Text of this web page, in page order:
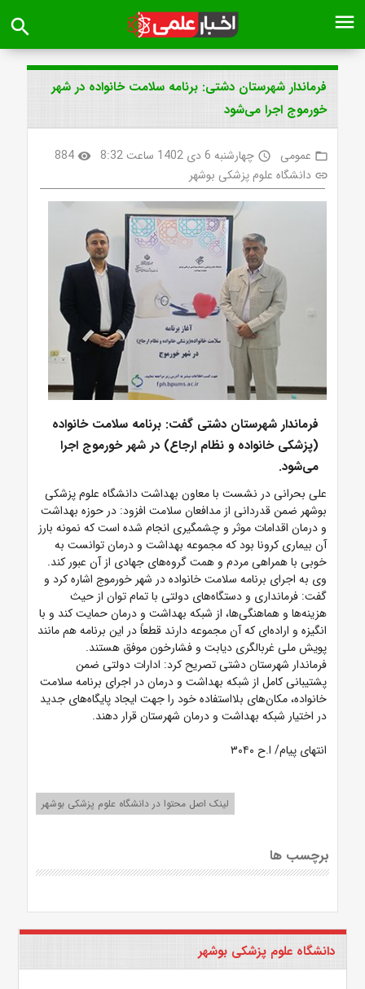
menu
search
فرماندار شهرستان دشتی: برنامه سلامت خانواده در شهر
خورموج اجرا می‌شود
folder_open عمومی access_time چهارشنبه 6 دی 1402 ساعت 8:32 visibility
884
link دانشگاه علوم پزشکی بوشهر
فرماندار شهرستان دشتی گفت: برنامه سلامت خانواده
(پزشکی خانواده و نظام ارجاع) در شهر خورموج اجرا
می‌شود.
علی بحرانی در نشست با معاون بهداشت دانشگاه علوم پزشکی
بوشهر ضمن قدردانی از مدافعان سلامت افزود: در حوزه بهداشت
و درمان اقدامات موثر و چشمگیری انجام شده است که نمونه بارز
آن بیماری کرونا بود که مجموعه بهداشت و درمان توانست به
خوبی با همراهی مردم و همت گروه‌های جهادی از آن عبور کند.
وی به اجرای برنامه سلامت خانواده در شهر خورموج اشاره کرد و
گفت: فرمانداری و دستگاه‌های دولتی با تمام توان از حیث
هزینه‌ها و هماهنگی‌ها، از شبکه بهداشت و درمان حمایت کند و با
انگیزه و اراده‌ای که آن مجموعه دارند قطعاً در این برنامه هم مانند
پویش ملی غربالگری دیابت و فشارخون موفق هستند.
فرماندار شهرستان دشتی تصریح کرد: ادارات دولتی ضمن
پشتیبانی کامل از شبکه بهداشت و درمان در اجرای برنامه سلامت
خانواده، مکان‌های بلااستفاده خود را جهت ایجاد پایگاه‌های جدید
در اختیار شبکه بهداشت و درمان شهرستان قرار دهند.
انتهای پیام/ ا.ح ۳۰۴۰
لینک اصل محتوا در دانشگاه علوم پزشکی بوشهر
برچسب ها
دانشگاه علوم پزشکی بوشهر